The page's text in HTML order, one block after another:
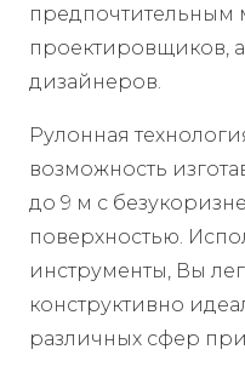
предпочтительным
проектировщиков,
дизайнеров.
Рулонная
возможность
до 9 м с
поверхностью.
инструменты, Вы
конструктивно
различных сфер